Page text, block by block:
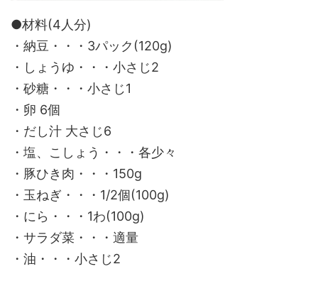
●材料(4人分)
・納豆・・・3パック(120g)
・しょうゆ・・・小さじ2
・砂糖・・・小さじ1
・卵 6個
・だし汁 大さじ6
・塩、こしょう・・・各少々
・豚ひき肉・・・150g
・玉ねぎ・・・1/2個(100g)
・にら・・・1わ(100g)
・サラダ菜・・・適量
・油・・・小さじ2